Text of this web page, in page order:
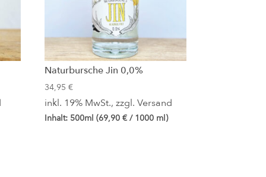
Naturbursche Jin 0,0%
34,95€
inkl. 19% MwSt., zzgl.Versand
Inhalt: 500ml (69,90€ / 1000 ml)